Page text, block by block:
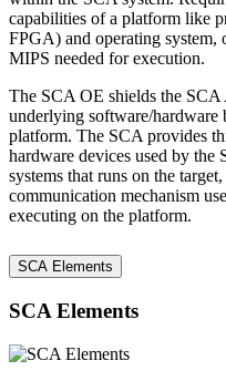
capabilities of a platform like
FPGA) and operating system,
MIPS needed for execution.
The SCA OE shields the
underlying software/hardware
platform. The SCA provides
hardware devices used by
systems that runs on the
communication mechanism
executing on the platform.
SCA Elements
SCA Elements